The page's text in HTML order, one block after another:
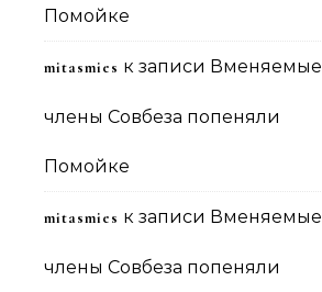
Помойке
mitasmies к записи Вменяемые
члены Совбеза попеняли
Помойке
mitasmies к записи Вменяемые
члены Совбеза попеняли